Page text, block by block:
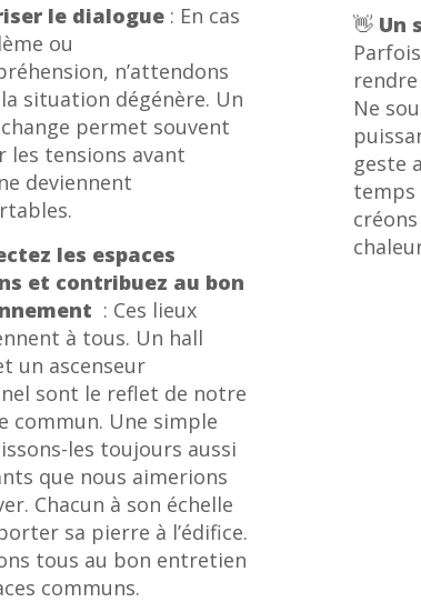
le dialogue : En cas
ou
n’attendons
situation dégénère. Un
permet souvent
les tensions avant
deviennent
les espaces
et contribuez au bon
: Ces lieux
à tous. Un hall
un ascenseur
sont le reflet de notre
commun. Une simple
les toujours aussi
que nous aimerions
Chacun à son échelle
sa pierre à l’édifice.
tous au bon entretien
communs.
👋 Un
Ne
geste
temps